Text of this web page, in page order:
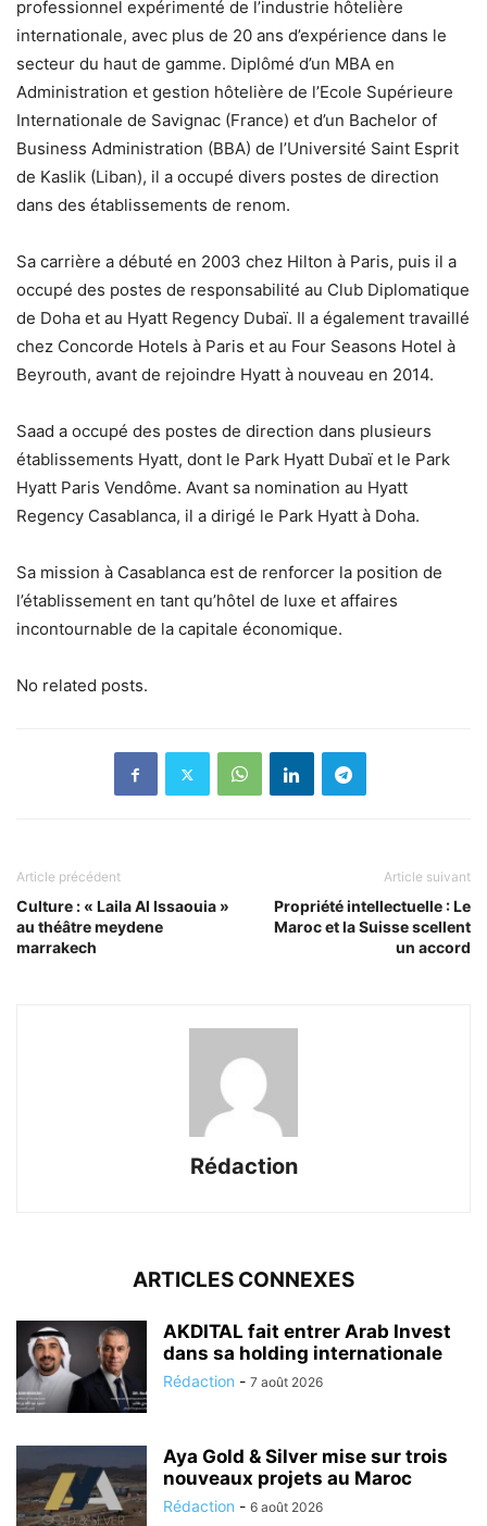
professionnel expérimenté de l’industrie hôtelière
internationale, avec plus de 20 ans d’expérience dans le
secteur du haut de gamme. Diplômé d’un MBA en
Administration et gestion hôtelière de l’Ecole Supérieure
Internationale de Savignac (France) et d’un Bachelor of
Business Administration (BBA) de l’Université Saint Esprit
de Kaslik (Liban), il a occupé divers postes de direction
dans des établissements de renom.
Sa carrière a débuté en 2003 chez Hilton à Paris, puis il a
occupé des postes de responsabilité au Club Diplomatique
de Doha et au Hyatt Regency Dubaï. Il a également travaillé
chez Concorde Hotels à Paris et au Four Seasons Hotel à
Beyrouth, avant de rejoindre Hyatt à nouveau en 2014.
Saad a occupé des postes de direction dans plusieurs
établissements Hyatt, dont le Park Hyatt Dubaï et le Park
Hyatt Paris Vendôme. Avant sa nomination au Hyatt
Regency Casablanca, il a dirigé le Park Hyatt à Doha.
Sa mission à Casablanca est de renforcer la position de
l’établissement en tant qu’hôtel de luxe et affaires
incontournable de la capitale économique.
No related posts.
Article précédent
Culture : « Laila Al Issaouia »
au théâtre meydene
marrakech
Article suivant
Propriété intellectuelle : Le
Maroc et la Suisse scellent
un accord
Rédaction
ARTICLES CONNEXES
AKDITAL fait entrer Arab Invest
dans sa holding internationale
Rédaction - 7 août 2026
Aya Gold & Silver mise sur trois
nouveaux projets au Maroc
Rédaction - 6 août 2026